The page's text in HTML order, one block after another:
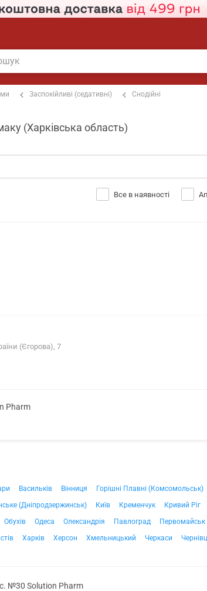
Заспокійливі (седативні) Снодійні
(Харківська область)
Все в наявності
(Єгорова), 7
Pharm
Васильків Вінниця Горішні Плавні (Комсомольськ)
(Дніпродзержинськ) Київ Кременчук Кривий Ріг
Обухів Одеса Олександрія Павлоград Первомайськ
Харків Херсон Хмельницький Черкаси
№30 Solution Pharm